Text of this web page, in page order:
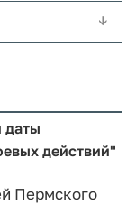
даты
действий"
Пермского